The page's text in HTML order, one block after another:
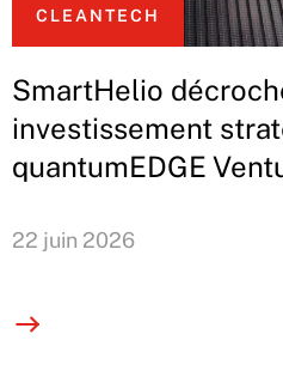
CLEANTECH
SmartHelio
investissement
quantumEDGE
22 juin 2026